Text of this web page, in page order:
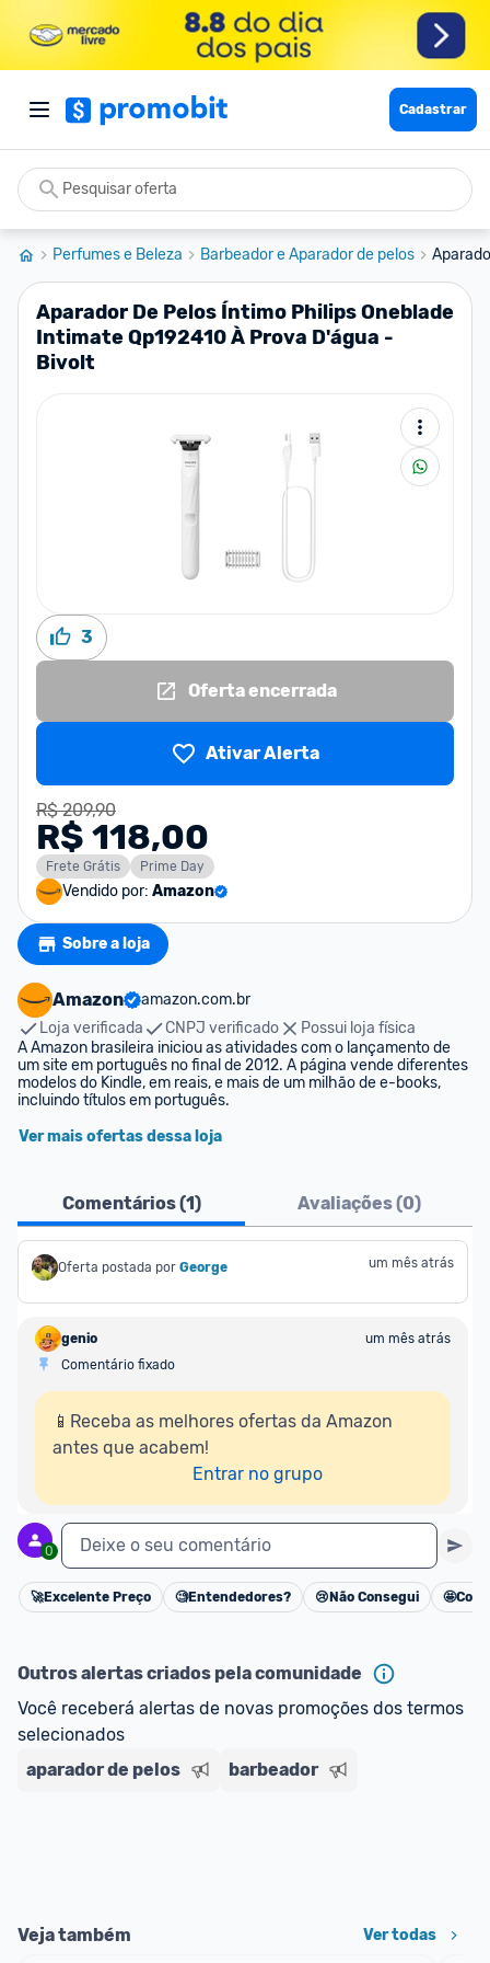
Cadastrar
Perfumes e Beleza Barbeador e Aparador de pelos
Aparador De Pelos Íntimo Philips Oneblade
Intimate Qp192410 À Prova D'água -
Bivolt
3
Oferta encerrada
Ativar Alerta
R$ 209,90
R$ 118,00
Frete Grátis Prime Day
Vendido por: Amazon
Sobre a loja
Amazon
amazon.com.br
Loja verificada
CNPJ verificado
Possui loja física
A Amazon brasileira iniciou as atividades com o lançamento de
um site em português no final de 2012. A página vende diferentes
modelos do Kindle, em reais, e mais de um milhão de e-books,
incluindo títulos em português.
Ver mais ofertas dessa loja
Comentários (1) Avaliações (0)
Oferta postada por George um mês atrás
genio
um mês atrás
Comentário fixado
📱Receba as melhores ofertas da Amazon
antes que acabem!
Entrar no grupo
0 Deixe o seu comentário
Cancelar
🚀Excelente Preço 🧐Entendedores? 😢 Não Consegui 🤩
Outros alertas criados pela comunidade
Você receberá alertas de novas promoções dos termos
selecionados
aparador de pelos
barbeador
Veja também Ver todas